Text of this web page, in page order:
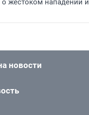
о жестоком нападении и
новости